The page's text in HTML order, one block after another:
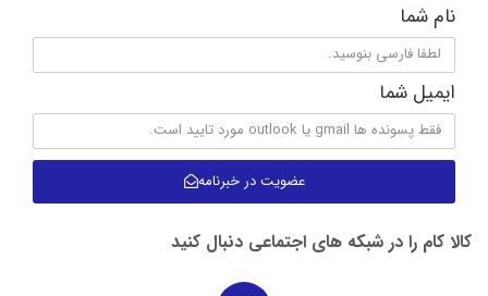
نام شما
ایمیل شما
عضویت در خبرنامه
کالا کام را در شبکه های اجتماعی دنبال کنید